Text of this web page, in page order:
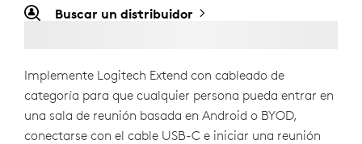
Buscar un distribuidor
Implemente Logitech Extend con cableado de
categoría para que cualquier persona pueda entrar en
una sala de reunión basada en Android o BYOD,
conectarse con el cable USB-C e iniciar una reunión